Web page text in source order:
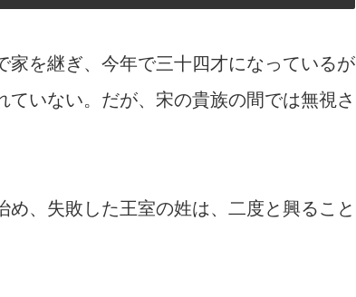
を継ぎ、今年で三十四才になっているが
いない。だが、宋の貴族の間では無視さ
、失敗した王室の姓は、二度と興ること